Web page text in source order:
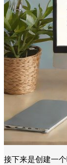
接下来是创建一